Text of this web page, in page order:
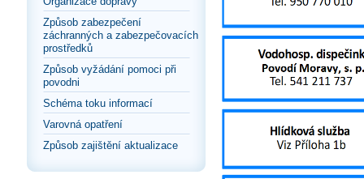
Způsob zabezpečení
záchranných a zabezpečovacích
prostředků
Způsob vyžádání pomoci při
povodni
Schéma toku informací
Varovná opatření
Způsob zajištění aktualizace